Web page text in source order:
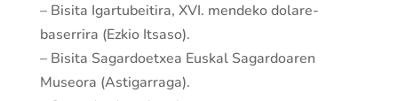
– Bisita Igartubeitira, XVI. mendeko dolare-
baserrira (Ezkio Itsaso).
– Bisita Sagardoetxea Euskal Sagardoaren
Museora (Astigarraga).